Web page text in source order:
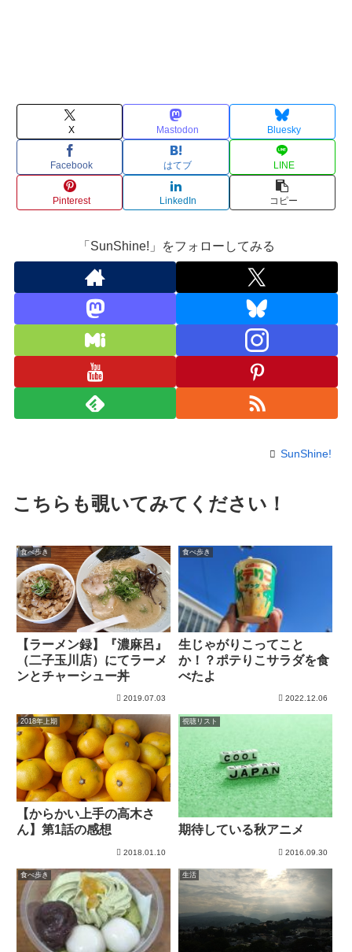
X Mastodon Bluesky
Facebook はてブ LINE
Pinterest LinkedIn コピー
「SunShine!」をフォローしてみる
SunShine!
こちらも覗いてみてください！
食べ歩き
【ラーメン録】『濃麻呂』
（二子玉川店）にてラーメ
ンとチャーシュー丼
2019.07.03
食べ歩き
生じゃがりこってこと
か！？ポテりこサラダを食
べたよ
2022.12.06
2018年上期
【からかい上手の高木さ
ん】第1話の感想
2018.01.10
視聴リスト
期待している秋アニメ
2016.09.30
食べ歩き 生活